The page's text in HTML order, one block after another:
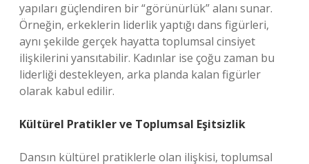
yapıları güçlendiren bir “görünürlük” alanı sunar.
Örneğin, erkeklerin liderlik yaptığı dans figürleri,
aynı şekilde gerçek hayatta toplumsal cinsiyet
ilişkilerini yansıtabilir. Kadınlar ise çoğu zaman bu
liderliği destekleyen, arka planda kalan figürler
olarak kabul edilir.
Kültürel Pratikler ve Toplumsal Eşitsizlik
Dansın kültürel pratiklerle olan ilişkisi, toplumsal